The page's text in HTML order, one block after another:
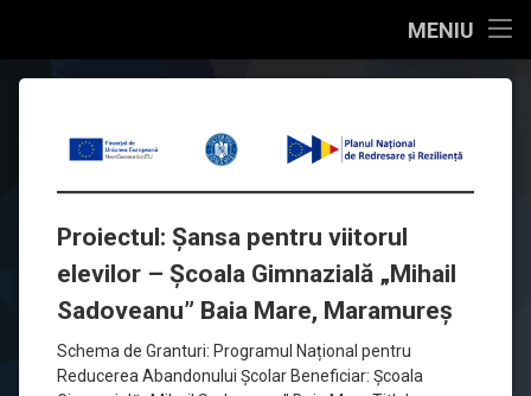
MENIU
Organizare
Documente manageriale
Educație
Res. umane
Contact
„Nicolae
Bălcescu”
Arenei,
0262-210 180
PNRAS-
1446
Șansa
pentru
Proiectul: Șansa pentru viitorul
elevilor – Școala Gimnazială „Mihail
Sadoveanu” Baia Mare, Maramureș
Schema de Granturi: Programul Național pentru
Reducerea Abandonului Școlar Beneficiar: Școala